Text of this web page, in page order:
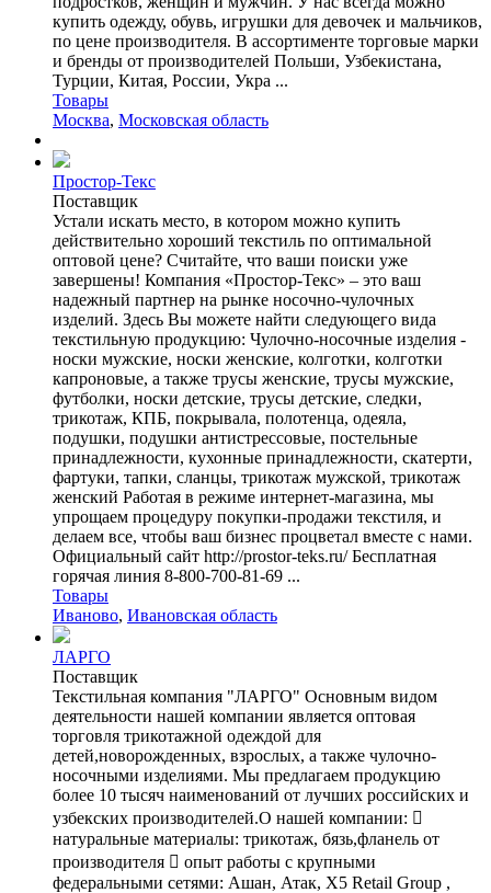
купить одежду, обувь, игрушки для девочек и мальчиков,
по цене производителя. В ассортименте торговые марки
и бренды от производителей Польши, Узбекистана,
Турции, Китая, России, Укра ...
Товары
Москва, Московская область
Простор-Текс
Поставщик
Устали искать место, в котором можно купить
действительно хороший текстиль по оптимальной
оптовой цене? Считайте, что ваши поиски уже
завершены! Компания «Простор-Текс» – это ваш
надежный партнер на рынке носочно-чулочных
изделий. Здесь Вы можете найти следующего вида
текстильную продукцию: Чулочно-носочные изделия -
носки мужские, носки женские, колготки, колготки
капроновые, а также трусы женские, трусы мужские,
футболки, носки детские, трусы детские, следки,
трикотаж, КПБ, покрывала, полотенца, одеяла,
подушки, подушки антистрессовые, постельные
принадлежности, кухонные принадлежности, скатерти,
фартуки, тапки, сланцы, трикотаж мужской, трикотаж
женский Работая в режиме интернет-магазина, мы
упрощаем процедуру покупки-продажи текстиля, и
делаем все, чтобы ваш бизнес процветал вместе с нами.
Официальный сайт http://prostor-teks.ru/ Бесплатная
горячая линия 8-800-700-81-69 ...
Товары
Иваново, Ивановская область
ЛАРГО
Поставщик
Текстильная компания "ЛАРГО" Основным видом
деятельности нашей компании является оптовая
торговля трикотажной одеждой для
детей,новорожденных, взрослых, а также чулочно-
носочными изделиями. Мы предлагаем продукцию
более 10 тысяч наименований от лучших российских и
узбекских производителей.О нашей компании: 
натуральные материалы: трикотаж, бязь,фланель от
производителя  опыт работы с крупными
федеральными сетями: Ашан, Атак, X5 Retail Group ,